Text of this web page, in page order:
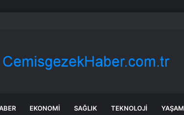
CHP Açıklaması
EKONOMI SAĞLIK TEKNOLOJI YAŞAM